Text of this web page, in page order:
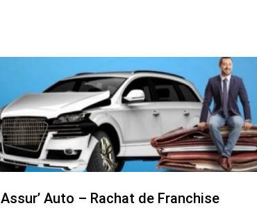
Assur’ Auto – Rachat de Franchise